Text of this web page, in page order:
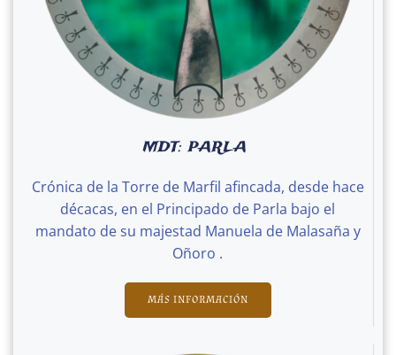
MDT: PARLA
Crónica de la Torre de Marfil afincada, desde hace
décacas, en el Principado de Parla bajo el
mandato de su majestad Manuela de Malasaña y
Oñoro .
MÁS INFORMACIÓN